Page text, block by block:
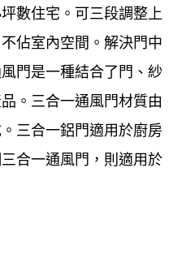
數住宅。可 三段調整上
佔室內空間。解決門中
門是一種結合了門、紗
。三合一通風門材質由
三合一鋁門適用於廚房
合一通風門，則適用於